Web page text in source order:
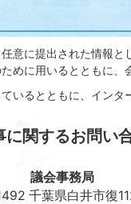
意に提出された情報
めに用いるとともに、
いるとともに、インタ
に関するお問い
議会事務局
千葉県白井市復